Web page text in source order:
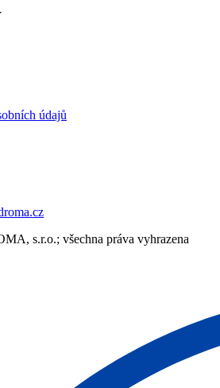
údajů
s.r.o.; všechna práva vyhrazena